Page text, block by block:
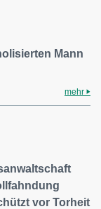
Mann
mehr
vor Torheit